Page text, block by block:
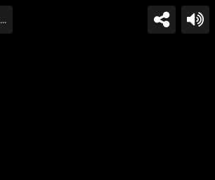
هدف لوكاكو في مرمي كرواتيا مباراة ودية